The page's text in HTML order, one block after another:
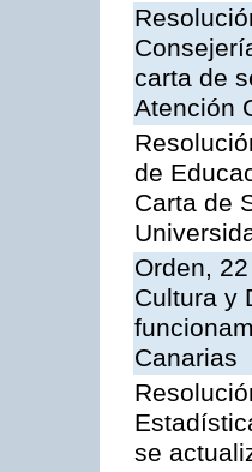
carta de
Atención
de
Carta de
Orden,
Cultura y
Canarias
se